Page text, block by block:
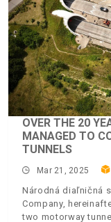
OVER THE 20
MANAGED TO
TUNNELS
Mar 21, 2025
Národná diaľničná
Company,
two motorway